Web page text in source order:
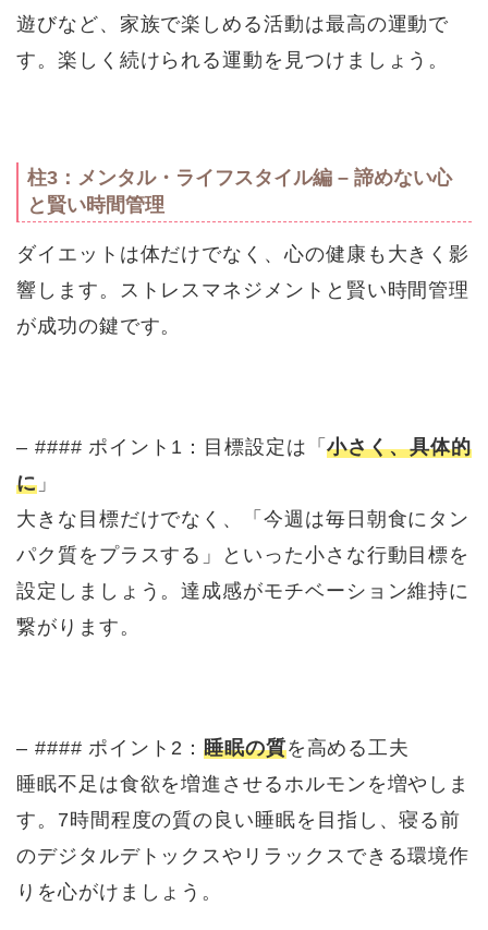
遊びなど、家族で楽しめる活動は最高の運動で
す。楽しく続けられる運動を見つけましょう。
柱3：メンタル・ライフスタイル編 – 諦めない心
と賢い時間管理
ダイエットは体だけでなく、心の健康も大きく影
響します。ストレスマネジメントと賢い時間管理
が成功の鍵です。
– #### ポイント1：目標設定は「小さく、具体的
に」
大きな目標だけでなく、「今週は毎日朝食にタン
パク質をプラスする」といった小さな行動目標を
設定しましょう。達成感がモチベーション維持に
繋がります。
– #### ポイント2： 睡眠の質を高める工夫
睡眠不足は食欲を増進させるホルモンを増やしま
す。7時間程度の質の良い睡眠を目指し、寝る前
のデジタルデトックスやリラックスできる環境作
りを心がけましょう。